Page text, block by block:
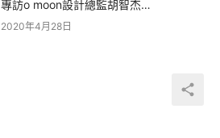
專訪o moon設計總監胡智杰先
生
2020年4月28日